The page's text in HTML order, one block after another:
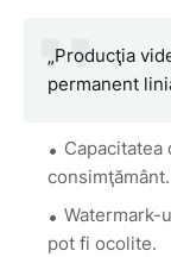
„Producţia
permanent
Capacitatea
consimţământ.
Watermark-
pot fi ocolite.